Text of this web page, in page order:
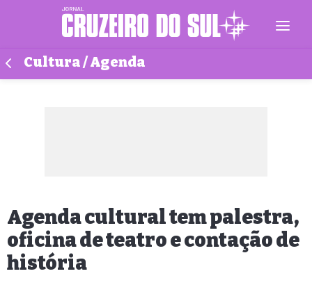
Cultura / Agenda
Agenda cultural tem palestra,
oficina de teatro e contação de
história